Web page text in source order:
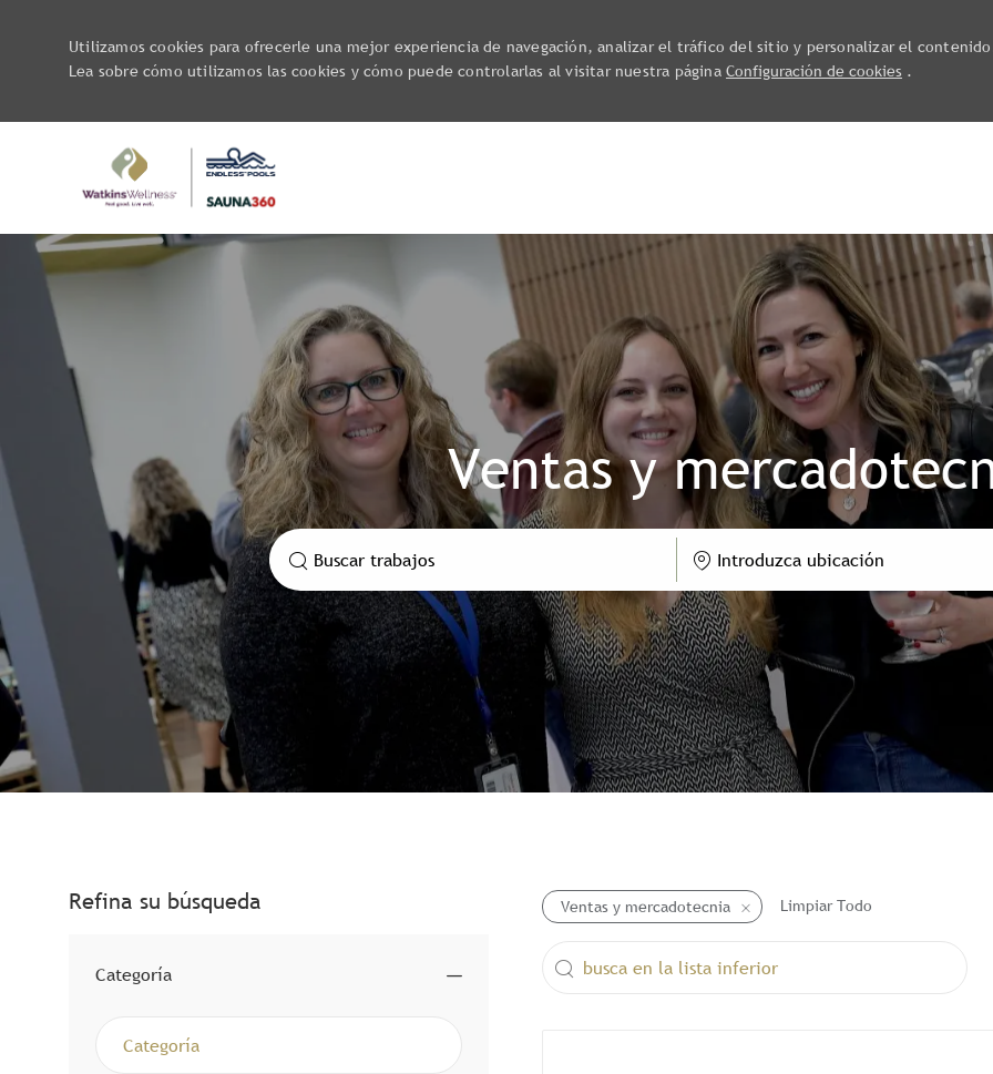
Utilizamos cookies para ofrecerle una mejor experiencia de navegación, analizar el tráfico del sitio y personalizar el
Lea sobre cómo utilizamos las cookies y cómo puede controlarlas al visitar nuestra páginaConfiguración de cookies .
Ventas y
Buscar por cargo Introduzca ubicación
Refina su búsqueda
Categoría
Ventas y mercadotecnia Limpiar Todo
the results are updated
busca en la lista inferior